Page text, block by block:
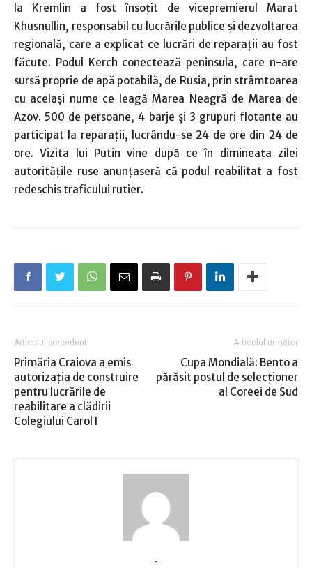
la Kremlin a fost însoţit de vicepremierul Marat
Khusnullin, responsabil cu lucrările publice şi dezvoltarea
regională, care a explicat ce lucrări de reparaţii au fost
făcute. Podul Kerch conectează peninsula, care n-are
sursă proprie de apă potabilă, de Rusia, prin strâmtoarea
cu acelaşi nume ce leagă Marea Neagră de Marea de
Azov. 500 de persoane, 4 barje şi 3 grupuri flotante au
participat la reparaţii, lucrându-se 24 de ore din 24 de
ore. Vizita lui Putin vine după ce în dimineaţa zilei
autorităţile ruse anunţaseră că podul reabilitat a fost
redeschis traficului rutier.
Articolul precedent
Primăria Craiova a emis
autorizația de construire
pentru lucrările de
reabilitare a clădirii
Colegiului Carol I
Articolul următor
Cupa Mondială: Bento a
părăsit postul de selecţioner
al Coreei de Sud
-